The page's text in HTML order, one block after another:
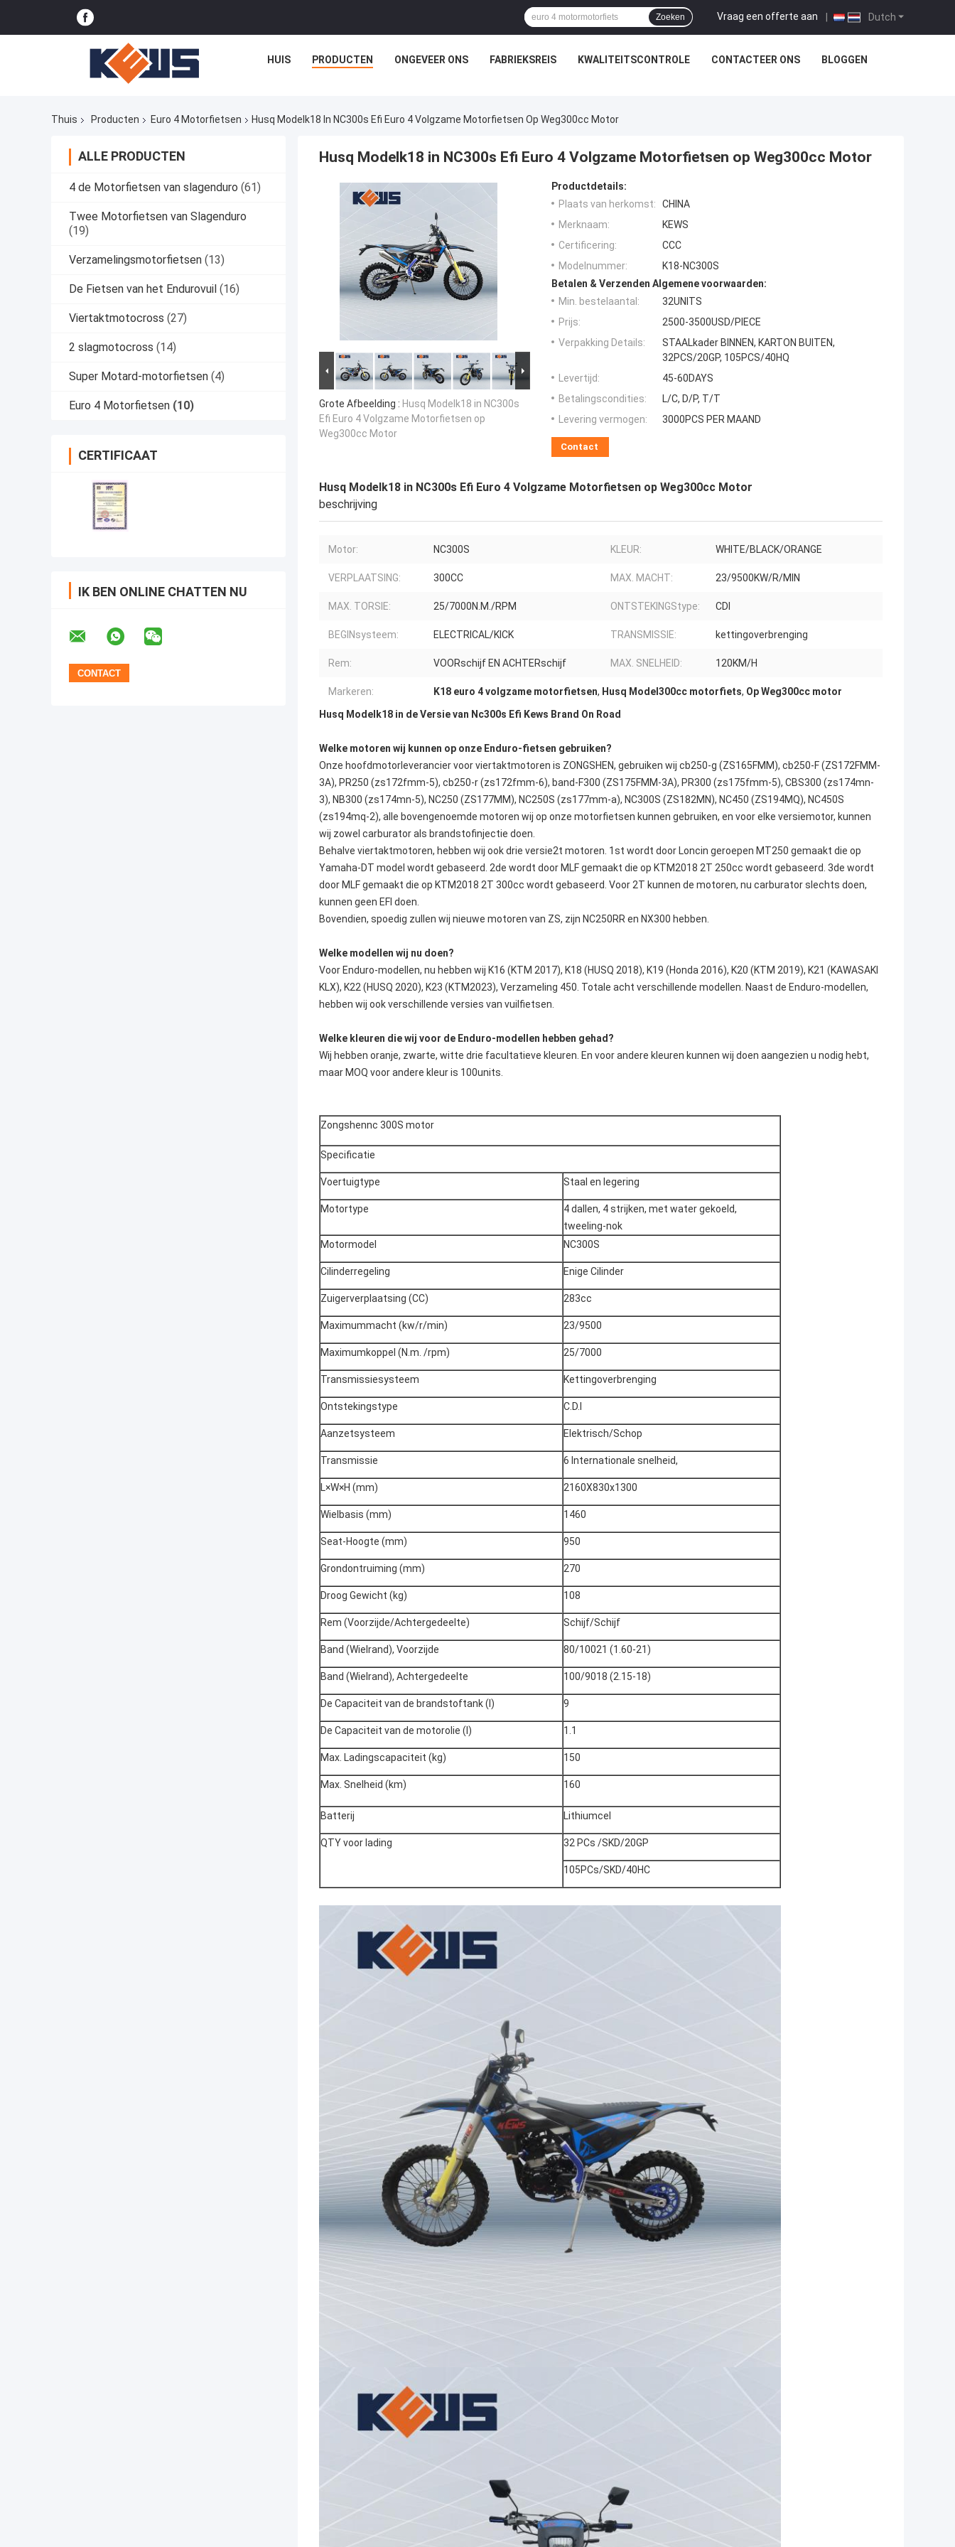
Dutch
Vraag een offerte aan |
Zoeken
HUIS PRODUCTEN ONGEVEER ONS FABRIEKSREIS KWALITEITSCONTROLE CONTACTEER ONS BLOGGEN
Thuis Producten Euro 4 Motorfietsen Husq Modelk18 In NC300s Efi Euro 4 Volgzame Motorfietsen Op Weg300cc Motor
ALLE PRODUCTEN
4 de Motorfietsen van slagenduro (61)
Twee Motorfietsen van Slagenduro
(19)
Verzamelingsmotorfietsen (13)
De Fietsen van het Endurovuil (16)
Viertaktmotocross (27)
2 slagmotocross (14)
Super Motard-motorfietsen (4)
Euro 4 Motorfietsen (10)
CERTIFICAAT
IK BEN ONLINE CHATTEN NU
Husq Modelk18 in NC300s Efi Euro 4 Volgzame Motorfietsen op Weg300cc Motor
Grote Afbeelding : Husq Modelk18 in NC300s
Efi Euro 4 Volgzame Motorfietsen op
Weg300cc Motor
Productdetails:
Plaats van herkomst:
CHINA
Merknaam:
KEWS
Certificering:
CCC
Modelnummer:
K18-NC300S
Betalen & Verzenden Algemene voorwaarden:
Min. bestelaantal:
32UNITS
Prijs:
2500-3500USD/PIECE
Verpakking Details:
STAALkader BINNEN, KARTON BUITEN,
32PCS/20GP, 105PCS/40HQ
Levertijd:
45-60DAYS
Betalingscondities:
L/C, D/P, T/T
Levering vermogen:
3000PCS PER MAAND
Contact
Husq Modelk18 in NC300s Efi Euro 4 Volgzame Motorfietsen op Weg300cc Motor
beschrijving
Motor: NC300S KLEUR: WHITE/BLACK/ORANGE
VERPLAATSING: 300CC MAX. MACHT: 23/9500KW/R/MIN
MAX. TORSIE: 25/7000N.M./RPM ONTSTEKINGStype: CDI
BEGINsysteem: ELECTRICAL/KICK TRANSMISSIE: kettingoverbrenging
Rem: VOORschijf EN ACHTERschijf MAX. SNELHEID: 120KM/H
Markeren: K18 euro 4 volgzame motorfietsen, Husq Model300cc motorfiets, Op Weg300cc motor
Husq Modelk18 in de Versie van Nc300s Efi Kews Brand On Road
Welke motoren wij kunnen op onze Enduro-fietsen gebruiken?
Onze hoofdmotorleverancier voor viertaktmotoren is ZONGSHEN, gebruiken wij cb250-g (ZS165FMM), cb250-F (ZS172FMM-
3A), PR250 (zs172fmm-5), cb250-r (zs172fmm-6), band-F300 (ZS175FMM-3A), PR300 (zs175fmm-5), CBS300 (zs174mn-
3), NB300 (zs174mn-5), NC250 (ZS177MM), NC250S (zs177mm-a), NC300S (ZS182MN), NC450 (ZS194MQ), NC450S
(zs194mq-2), alle bovengenoemde motoren wij op onze motorfietsen kunnen gebruiken, en voor elke versiemotor, kunnen
wij zowel carburator als brandstofinjectie doen.
Behalve viertaktmotoren, hebben wij ook drie versie2t motoren. 1st wordt door Loncin geroepen MT250 gemaakt die op
Yamaha-DT model wordt gebaseerd. 2de wordt door MLF gemaakt die op KTM2018 2T 250cc wordt gebaseerd. 3de wordt
door MLF gemaakt die op KTM2018 2T 300cc wordt gebaseerd. Voor 2T kunnen de motoren, nu carburator slechts doen,
kunnen geen EFI doen.
Bovendien, spoedig zullen wij nieuwe motoren van ZS, zijn NC250RR en NX300 hebben.
Welke modellen wij nu doen?
Voor Enduro-modellen, nu hebben wij K16 (KTM 2017), K18 (HUSQ 2018), K19 (Honda 2016), K20 (KTM 2019), K21 (KAWASAKI
KLX), K22 (HUSQ 2020), K23 (KTM2023), Verzameling 450. Totale acht verschillende modellen. Naast de Enduro-modellen,
hebben wij ook verschillende versies van vuilfietsen.
Welke kleuren die wij voor de Enduro-modellen hebben gehad?
Wij hebben oranje, zwarte, witte drie facultatieve kleuren. En voor andere kleuren kunnen wij doen aangezien u nodig hebt,
maar MOQ voor andere kleur is 100units.
Zongshennc 300S motor
Specificatie
Voertuigtype Staal en legering
Motortype
4 dallen, 4 strijken, met water gekoeld,
tweeling-nok
Motormodel
NC300S
Cilinderregeling Enige Cilinder
Zuigerverplaatsing (CC) 283cc
Maximummacht (kw/r/min) 23/9500
Maximumkoppel (N.m. /rpm) 25/7000
Transmissiesysteem Kettingoverbrenging
Ontstekingstype C.D.I
Aanzetsysteem Elektrisch/Schop
Transmissie 6 Internationale snelheid,
L×W×H (mm) 2160X830x1300
Wielbasis (mm) 1460
Seat-Hoogte (mm) 950
Grondontruiming (mm) 270
Droog Gewicht (kg) 108
Rem (Voorzijde/Achtergedeelte) Schijf/Schijf
Band (Wielrand), Voorzijde 80/10021 (1.60-21)
Band (Wielrand), Achtergedeelte 100/9018 (2.15-18)
De Capaciteit van de brandstoftank (l) 9
De Capaciteit van de motorolie (l) 1.1
Max. Ladingscapaciteit (kg) 150
Max. Snelheid (km) 160
Batterij Lithiumcel
QTY voor lading 32 PCs /SKD/20GP
105PCs/SKD/40HC